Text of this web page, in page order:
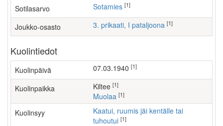
Sotilasarvo Sotamies [1]
Joukko-osasto 3. prikaati, I pataljoona [1]
Kuolintiedot
Kuolinpäivä 07.03.1940 [1]
Kuolinpaikka Kiltee [1]
Muolaa [1]
Kuolinsyy
Kaatui, ruumis jäi kentälle tai
tuhoutui [1]